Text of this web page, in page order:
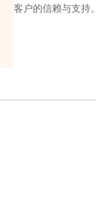
客户的信赖与支持。